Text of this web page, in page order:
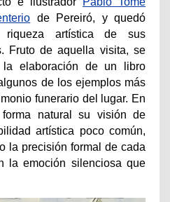
de Pereiró, y quedó
riqueza artística de sus
Fruto de aquella visita, se
la elaboración de un libro
de los ejemplos más
funerario del lugar. En
natural su visión de
artística poco común,
la precisión formal de cada
la emoción silenciosa que